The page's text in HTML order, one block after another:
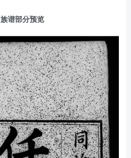
族谱部分预览